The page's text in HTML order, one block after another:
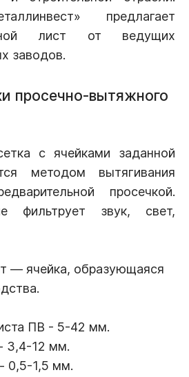
предлагает
лист от ведущих
заводов.
просечно-вытяжного
с ячейками заданной
методом вытягивания
просечкой.
фильтрует звук, свет,
— ячейка, образующаяся
ПВ - 5-42 мм.
3,4-12 мм.
0,5-1,5 мм.